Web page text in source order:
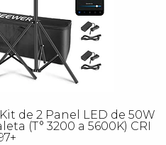
de 2 Panel LED de 50W
(T° 3200 a 5600K) CRI